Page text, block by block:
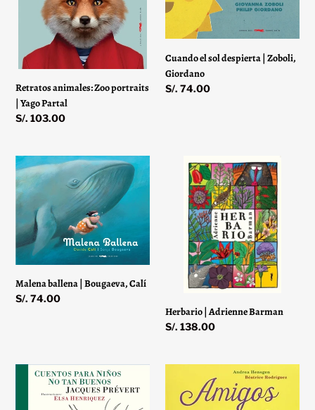
Retratos animales: Zoo portraits
| Yago Partal
Precio
S/. 103.00
Zoboli,
Giordano
Cuando el sol despierta | Zoboli,
Giordano
Precio
S/. 74.00
Malena
ballena
|
Bougaeva,
Calí
Malena ballena | Bougaeva, Calí
Precio
S/. 74.00
Herbario
Adrienne
Barman
Herbario | Adrienne Barman
Precio
S/. 138.00
Cuentos
Hensgen,